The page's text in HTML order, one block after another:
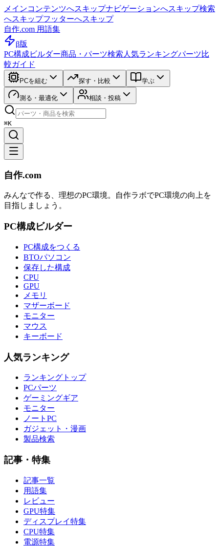
メインコンテンツへスキップナビゲーションへスキップ検索
へスキップフッターへスキップ
自作.com 用語集
β版
PC構成ビルダー商品・パーツ検索 人気ランキングパーツ比
較ガイド
PCを組む 探す・比較 学ぶ
測る・最適化 相談・投稿
⌘K
自作.com
みんなで作る、理想のPC環境。 自作ラボでPC環境の向上を
目指しましょう。
PC構成ビルダー
PC構成をつくる
BTOパソコン
保存した構成
CPU
GPU
メモリ
マザーボード
モニター
マウス
キーボード
人気ランキング
ランキングトップ
PCパーツ
ゲーミングギア
モニター
ノートPC
ガジェット・漫画
製品検索
記事・特集
記事一覧
用語集
レビュー
GPU特集
ディスプレイ特集
CPU特集
電源特集